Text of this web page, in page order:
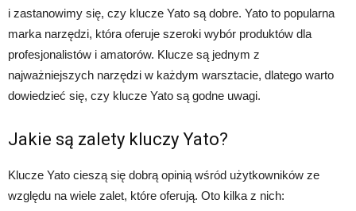
i zastanowimy się, czy klucze Yato są dobre. Yato to popularna
marka narzędzi, która oferuje szeroki wybór produktów dla
profesjonalistów i amatorów. Klucze są jednym z
najważniejszych narzędzi w każdym warsztacie, dlatego warto
dowiedzieć się, czy klucze Yato są godne uwagi.
Jakie są zalety kluczy Yato?
Klucze Yato cieszą się dobrą opinią wśród użytkowników ze
względu na wiele zalet, które oferują. Oto kilka z nich: